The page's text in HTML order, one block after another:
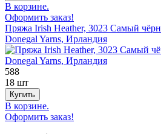
В корзине.
Оформить заказ!
Пряжа Irish Heather, 3023 Самый
Donegal Yarns, Ирландия
588
18 шт
В корзине.
Оформить заказ!